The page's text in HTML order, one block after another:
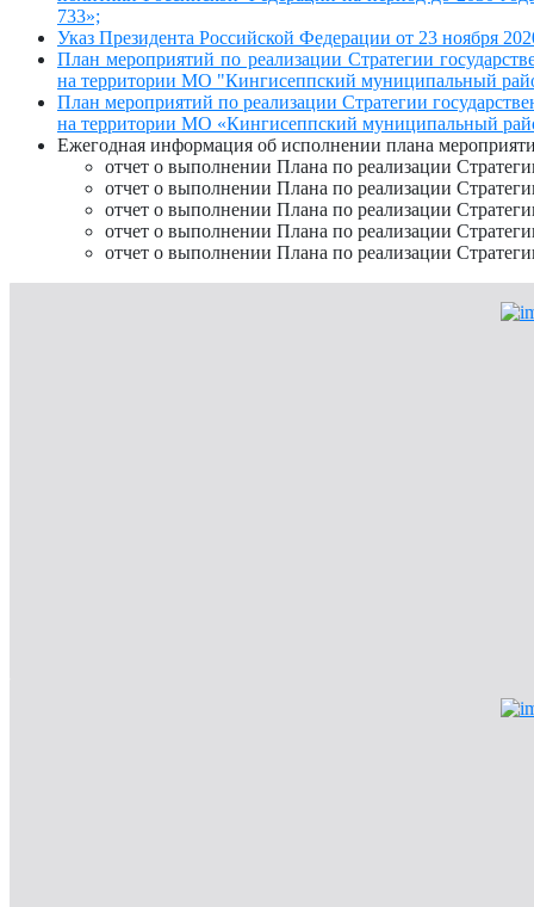
733»;
Указ Президента Российской Федерации от 23 ноября
План мероприятий по реализации Стратегии
на территории МО "Кингисеппский муниципальный
План мероприятий по реализации Стратегии
на территории МО «Кингисеппский муниципальный
Ежегодная информация об исполнении плана
отчет о выполнении Плана по реализации
отчет о выполнении Плана по реализации
отчет о выполнении Плана по реализации
отчет о выполнении Плана по реализации
отчет о выполнении Плана по реализации